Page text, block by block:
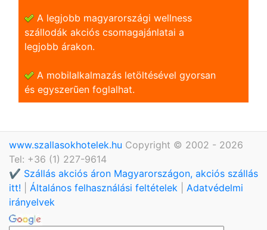
A legjobb magyarországi wellness
szállodák akciós csomagajánlatai a
legjobb árakon.
A mobilalkalmazás letöltésével gyorsan
és egyszerũen foglalhat.
www.szallasokhotelek.hu Copyright © 2002 - 2026
Tel: +36 (1) 227-9614
✔️ Szállás akciós áron Magyarországon, akciós szállás
itt!
Általános felhasználási feltételek
Adatvédelmi
irányelvek